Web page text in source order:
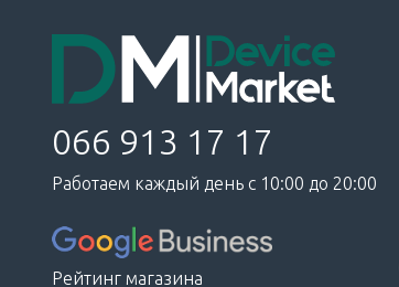
066 913 17 17
Работаем каждый день с 10:00 до 20:00
Рейтинг магазина